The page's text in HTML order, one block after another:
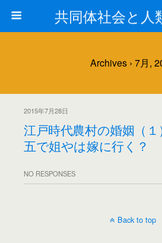
共同体社会と人
Archives › 7月,
2015年7月28日
江戸時代農村の婚姻（
五で姐やは嫁に行く？
NO RESPONSES
Back to top